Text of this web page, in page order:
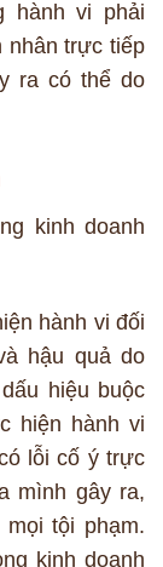
hành vi phải
nhân trực tiếp
ra có thể do
kinh doanh
hành vi đối
hậu quả do
hiệu buộc
hiện hành vi
lỗi cố ý trực
mình gây ra,
tội phạm.
kinh doanh